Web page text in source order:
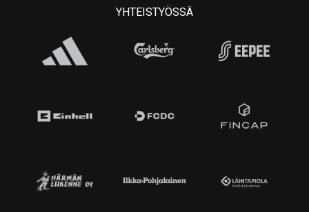
YHTEISTYÖSSÄ